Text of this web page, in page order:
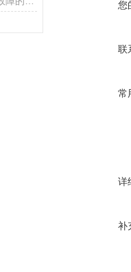
您
联
常
详
补